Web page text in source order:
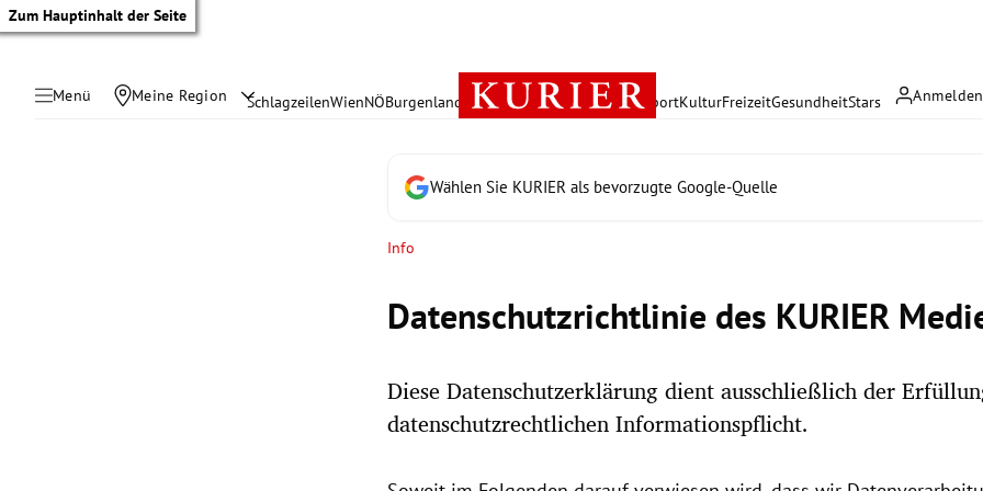
Zum Hauptinhalt der Seite
Menü Meine Region Anmelden
SchlagzeilenWienNÖBurgenland Österreich PolitikWirtschaft SportKulturFreizeitGesundheitStars
Wählen Sie KURIER als bevorzugte Google-Quelle
Info
Datenschutzrichtlinie des KURIER
Diese Datenschutzerklärung dient ausschließlich der
datenschutzrechtlichen Informationspflicht.